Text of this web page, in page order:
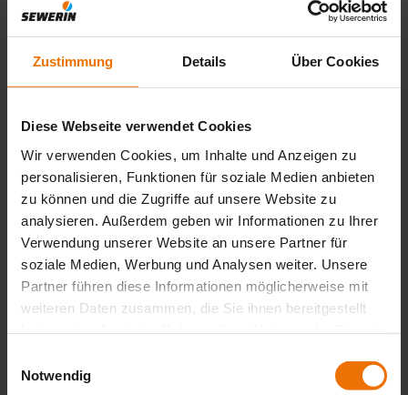
Zustimmung Details Über Cookies
Diese Webseite verwendet Cookies
Wir verwenden Cookies, um Inhalte und Anzeigen zu
personalisieren, Funktionen für soziale Medien anbieten
zu können und die Zugriffe auf unsere Website zu
analysieren. Außerdem geben wir Informationen zu Ihrer
Verwendung unserer Website an unsere Partner für
soziale Medien, Werbung und Analysen weiter. Unsere
Partner führen diese Informationen möglicherweise mit
weiteren Daten zusammen, die Sie ihnen bereitgestellt
Notwendig
Sus datos de contacto
Empresa
*
*
E-Mail
*
Teléfono
*
País